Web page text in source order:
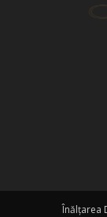
Înălțarea